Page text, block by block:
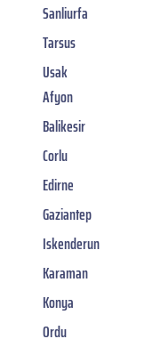
Sanliurfa
Tarsus
Usak
Afyon
Balikesir
Corlu
Edirne
Gaziantep
Iskenderun
Karaman
Konya
Ordu